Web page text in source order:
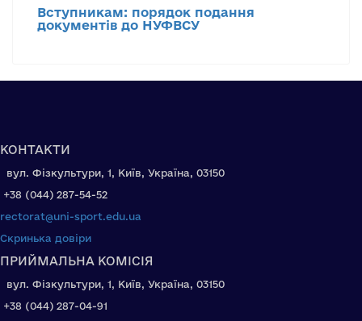
Вступникам: порядок подання
документів до НУФВСУ
КОНТАКТИ
вул. Фізкультури, 1, Київ, Україна, 03150
+38 (044) 287-54-52
rectorat@uni-sport.edu.ua
Скринька довіри
ПРИЙМАЛЬНА КОМІСІЯ
вул. Фізкультури, 1, Київ, Україна, 03150
+38 (044) 287-04-91